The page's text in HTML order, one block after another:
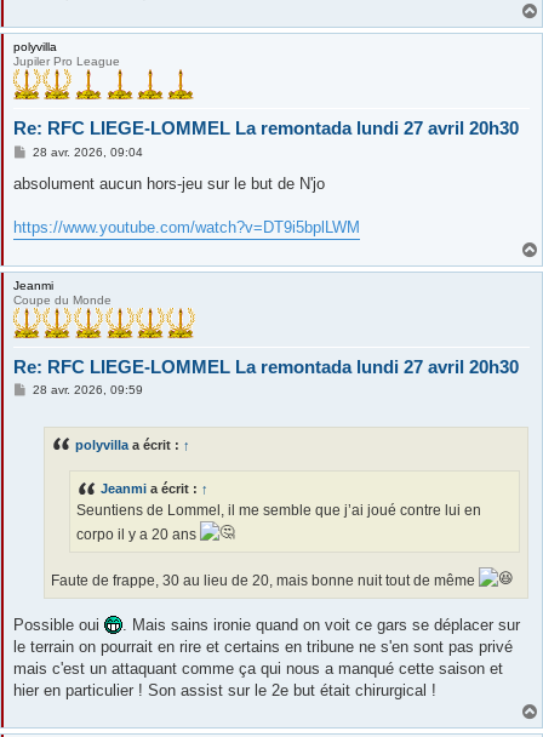
polyvilla
Jupiler Pro League
Re: RFC LIEGE-LOMMEL La remontada lundi 27 avril 20h30
M
s
g
e
28 avr. 2026, 09:04
absolument aucun hors-jeu sur le but de N'jo
https://www.youtube.com/watch?v=DT9i5bplLWM
Jeanmi
Coupe du Monde
Re: RFC LIEGE-LOMMEL La remontada lundi 27 avril 20h30
M28 avr. 2026, 09:59
polyvilla a écrit : ↑
Jeanmi a écrit : ↑
Seuntiens de Lommel, il me semble que j’ai joué contre lui en
corpo il y a 20 ans
Faute de frappe, 30 au lieu de 20, mais bonne nuit tout de même
Possible oui
. Mais sains ironie quand on voit ce gars se déplacer sur
le terrain on pourrait en rire et certains en tribune ne s'en sont pas privé
mais c'est un attaquant comme ça qui nous a manqué cette saison et
hier en particulier ! Son assist sur le 2e but était chirurgical !